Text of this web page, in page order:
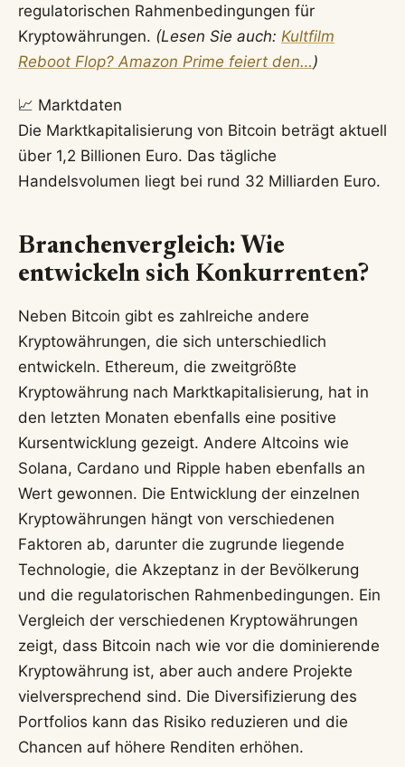
regulatorischen Rahmenbedingungen für
Kryptowährungen. (Lesen Sie auch: Kultfilm
Reboot Flop? Amazon Prime feiert den…)
📈 Marktdaten
Die Marktkapitalisierung von Bitcoin beträgt aktuell
über 1,2 Billionen Euro. Das tägliche
Handelsvolumen liegt bei rund 32 Milliarden Euro.
Branchenvergleich: Wie
entwickeln sich Konkurrenten?
Neben Bitcoin gibt es zahlreiche andere
Kryptowährungen, die sich unterschiedlich
entwickeln. Ethereum, die zweitgrößte
Kryptowährung nach Marktkapitalisierung, hat in
den letzten Monaten ebenfalls eine positive
Kursentwicklung gezeigt. Andere Altcoins wie
Solana, Cardano und Ripple haben ebenfalls an
Wert gewonnen. Die Entwicklung der einzelnen
Kryptowährungen hängt von verschiedenen
Faktoren ab, darunter die zugrunde liegende
Technologie, die Akzeptanz in der Bevölkerung
und die regulatorischen Rahmenbedingungen. Ein
Vergleich der verschiedenen Kryptowährungen
zeigt, dass Bitcoin nach wie vor die dominierende
Kryptowährung ist, aber auch andere Projekte
vielversprechend sind. Die Diversifizierung des
Portfolios kann das Risiko reduzieren und die
Chancen auf höhere Renditen erhöhen.